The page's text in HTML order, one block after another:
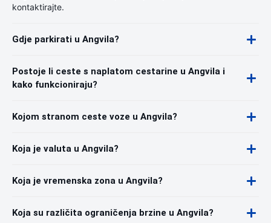
kontaktirajte.
Gdje parkirati u Angvila?
Postoje li ceste s naplatom cestarine u Angvila i
kako funkcioniraju?
Kojom stranom ceste voze u Angvila?
Koja je valuta u Angvila?
Koja je vremenska zona u Angvila?
Koja su različita ograničenja brzine u Angvila?